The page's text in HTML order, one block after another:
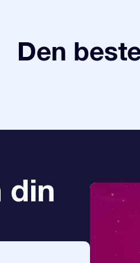
Den
din